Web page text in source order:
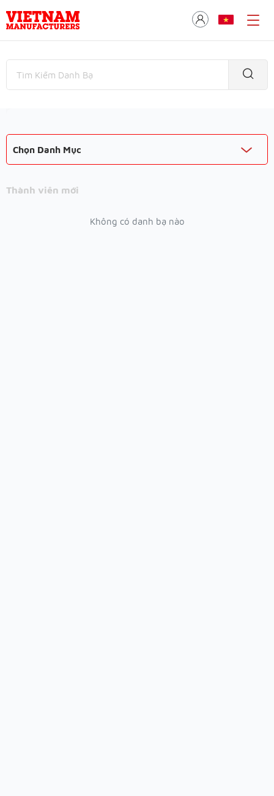
Chọn Danh Mục
Thành viên mới
Không có danh bạ nào